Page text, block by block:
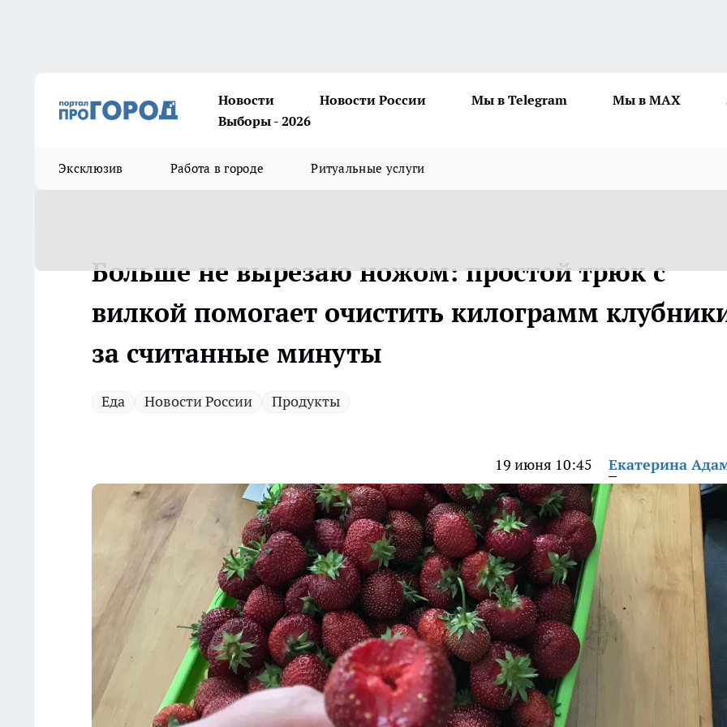
Новости Новости России Мы в Telegram Мы в MAX
Выборы - 2026
Эксклюзив Работа в городе Ритуальные услуги
Больше не вырезаю ножом: простой трюк с
вилкой помогает очистить килограмм
за считанные минуты
Еда Новости России Продукты
19 июня 10:45 Екатерина